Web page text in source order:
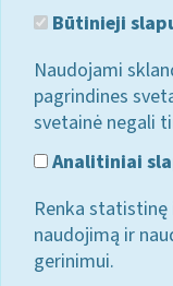
Būtinieji
Naudojami
pagrindines
svetainė negali
Analitiniai
Renka
naudojimą ir
gerinimui.